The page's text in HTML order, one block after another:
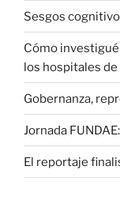
Sesgos
Cómo investigué
los hospitales
Gobernanza,
Jornada
El reportaje